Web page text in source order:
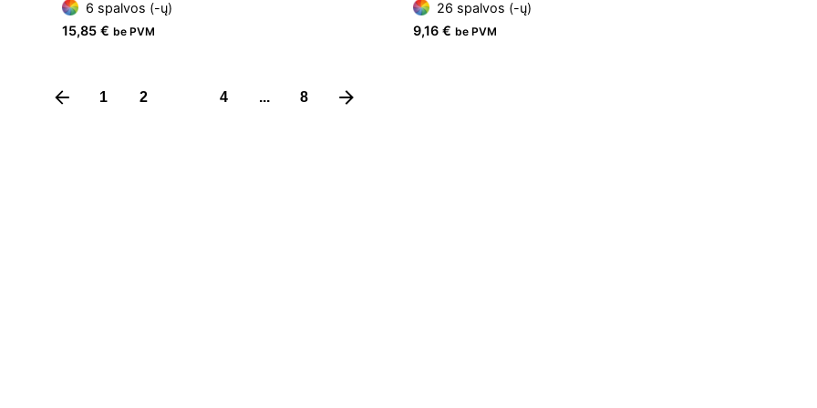
6 spalvos (-ų)
15,85 € be PVM
26 spalvos (-ų)
9,16 € be PVM
1 2 4 ... 8